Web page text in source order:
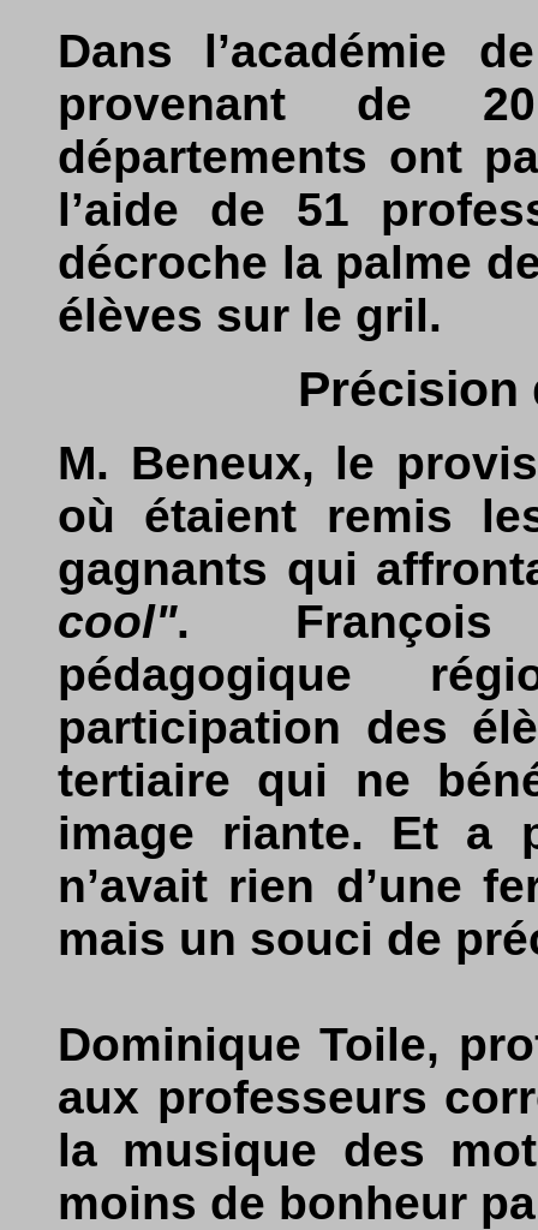
Dans l’académie
provenant de
départements ont
l’aide de 51
décroche la palme
élèves sur le gril.
Précision
M. Beneux, le
où étaient remis
gagnants qui
cool". François
pédagogique
participation des
tertiaire qui ne
image riante. Et a
n’avait rien d’une
mais un souci de
Dominique Toile,
aux professeurs
la musique des
moins de bonheur